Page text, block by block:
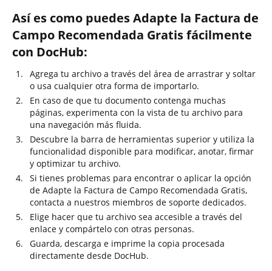
Así es como puedes Adapte la Factura de
Campo Recomendada Gratis fácilmente
con DocHub:
Agrega tu archivo a través del área de arrastrar y soltar
o usa cualquier otra forma de importarlo.
En caso de que tu documento contenga muchas
páginas, experimenta con la vista de tu archivo para
una navegación más fluida.
Descubre la barra de herramientas superior y utiliza la
funcionalidad disponible para modificar, anotar, firmar
y optimizar tu archivo.
Si tienes problemas para encontrar o aplicar la opción
de Adapte la Factura de Campo Recomendada Gratis,
contacta a nuestros miembros de soporte dedicados.
Elige hacer que tu archivo sea accesible a través del
enlace y compártelo con otras personas.
Guarda, descarga e imprime la copia procesada
directamente desde DocHub.